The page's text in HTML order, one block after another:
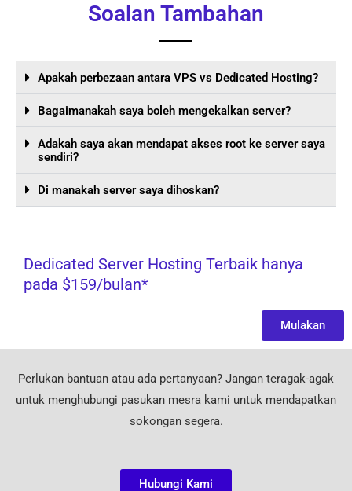
Soalan Tambahan
Apakah perbezaan antara VPS vs Dedicated Hosting?
Bagaimanakah saya boleh mengekalkan server?
Adakah saya akan mendapat akses root ke server saya
sendiri?
Di manakah server saya dihoskan?
Dedicated Server Hosting Terbaik hanya
pada $159/bulan*
Mulakan
Perlukan bantuan atau ada pertanyaan? Jangan teragak-agak
untuk menghubungi pasukan mesra kami untuk mendapatkan
sokongan segera.
Hubungi Kami